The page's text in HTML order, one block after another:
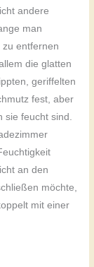
andere
man
zu entfernen
die glatten
geriffelten
fest, aber
sie feucht sind.
an den
möchte,
mit einer